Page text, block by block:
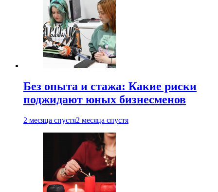
Без опыта и стажа: Какие риски
поджидают юных бизнесменов
2 месяца спустя2 месяца спустя